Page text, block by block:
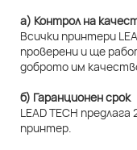
а) Контрол на
Всички принтери
проверени и ще
доброто им
б) Гаранционен срок
LEAD TECH
принтер.